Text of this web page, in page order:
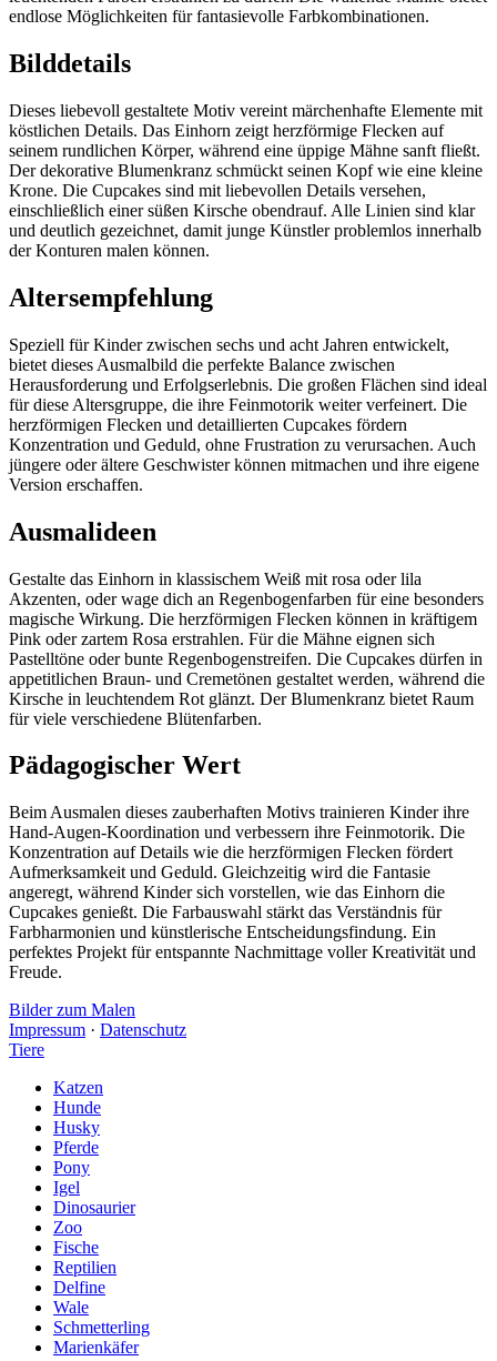
endlose Möglichkeiten für fantasievolle Farbkombinationen.
Bilddetails
Dieses liebevoll gestaltete Motiv vereint märchenhafte Elemente mit
köstlichen Details. Das Einhorn zeigt herzförmige Flecken auf
seinem rundlichen Körper, während eine üppige Mähne sanft fließt.
Der dekorative Blumenkranz schmückt seinen Kopf wie eine kleine
Krone. Die Cupcakes sind mit liebevollen Details versehen,
einschließlich einer süßen Kirsche obendrauf. Alle Linien sind klar
und deutlich gezeichnet, damit junge Künstler problemlos innerhalb
der Konturen malen können.
Altersempfehlung
Speziell für Kinder zwischen sechs und acht Jahren entwickelt,
bietet dieses Ausmalbild die perfekte Balance zwischen
Herausforderung und Erfolgserlebnis. Die großen Flächen sind ideal
für diese Altersgruppe, die ihre Feinmotorik weiter verfeinert. Die
herzförmigen Flecken und detaillierten Cupcakes fördern
Konzentration und Geduld, ohne Frustration zu verursachen. Auch
jüngere oder ältere Geschwister können mitmachen und ihre eigene
Version erschaffen.
Ausmalideen
Gestalte das Einhorn in klassischem Weiß mit rosa oder lila
Akzenten, oder wage dich an Regenbogenfarben für eine besonders
magische Wirkung. Die herzförmigen Flecken können in kräftigem
Pink oder zartem Rosa erstrahlen. Für die Mähne eignen sich
Pastelltöne oder bunte Regenbogenstreifen. Die Cupcakes dürfen in
appetitlichen Braun- und Cremetönen gestaltet werden, während die
Kirsche in leuchtendem Rot glänzt. Der Blumenkranz bietet Raum
für viele verschiedene Blütenfarben.
Pädagogischer Wert
Beim Ausmalen dieses zauberhaften Motivs trainieren Kinder ihre
Hand-Augen-Koordination und verbessern ihre Feinmotorik. Die
Konzentration auf Details wie die herzförmigen Flecken fördert
Aufmerksamkeit und Geduld. Gleichzeitig wird die Fantasie
angeregt, während Kinder sich vorstellen, wie das Einhorn die
Cupcakes genießt. Die Farbauswahl stärkt das Verständnis für
Farbharmonien und künstlerische Entscheidungsfindung. Ein
perfektes Projekt für entspannte Nachmittage voller Kreativität und
Freude.
Bilder zum Malen
Impressum · Datenschutz
Tiere
Katzen
Hunde
Husky
Pferde
Pony
Igel
Dinosaurier
Zoo
Fische
Reptilien
Delfine
Wale
Schmetterling
Marienkäfer